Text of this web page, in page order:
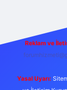
Reklam ve
Yasal Uyarı: